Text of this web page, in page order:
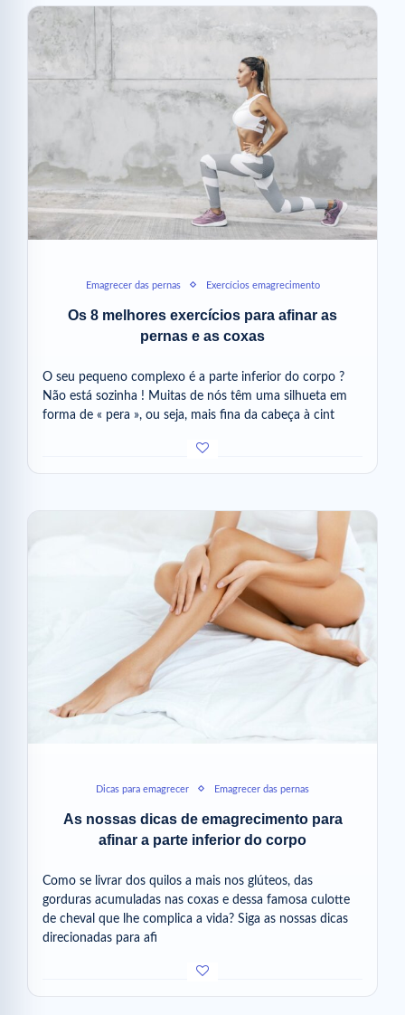
Emagrecer das pernas Exercícios emagrecimento
Os 8 melhores exercícios para afinar as
pernas e as coxas
O seu pequeno complexo é a parte inferior do corpo ?
Não está sozinha ! Muitas de nós têm uma silhueta em
forma de « pera », ou seja, mais fina da cabeça à cint
Dicas para emagrecer Emagrecer das pernas
As nossas dicas de emagrecimento para
afinar a parte inferior do corpo
Como se livrar dos quilos a mais nos glúteos, das
gorduras acumuladas nas coxas e dessa famosa culotte
de cheval que lhe complica a vida? Siga as nossas dicas
direcionadas para afi